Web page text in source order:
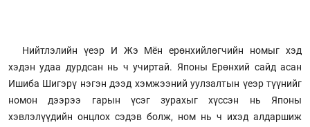
Нийтлэлийн үеэр И Жэ Мён ерөнхийлөгчийн номыг хэд
хэдэн удаа дурдсан нь ч учиртай. Японы Ерөнхий сайд асан
Ишиба Шигэрү нэгэн дээд хэмжээний уулзалтын үеэр түүнийг
номон дээрээ гарын үсэг зурахыг хүссэн нь Японы
хэвлэлүүдийн онцлох сэдэв болж, ном нь ч ихэд алдаршиж